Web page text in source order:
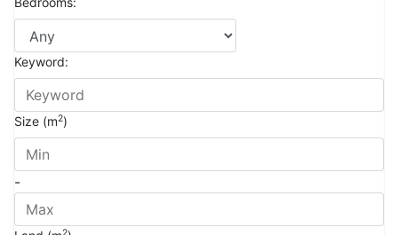
Keyword:
Size (m2)
-